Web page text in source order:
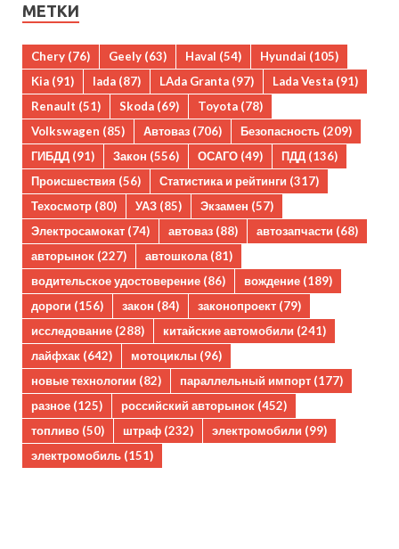
МЕТКИ
Chery (76) Geely (63) Haval (54) Hyundai (105)
Kia (91) lada (87) LAda Granta (97) Lada Vesta (91)
Renault (51) Skoda (69) Toyota (78)
Volkswagen (85) Автоваз (706) Безопасность (209)
ГИБДД (91) Закон (556) ОСАГО (49) ПДД (136)
Происшествия (56) Статистика и рейтинги (317)
Техосмотр (80) УАЗ (85) Экзамен (57)
Электросамокат (74) автоваз (88) автозапчасти (68)
авторынок (227) автошкола (81)
водительское удостоверение (86) вождение (189)
дороги (156) закон (84) законопроект (79)
исследование (288) китайские автомобили (241)
лайфхак (642) мотоциклы (96)
новые технологии (82) параллельный импорт (177)
разное (125) российский авторынок (452)
топливо (50) штраф (232) электромобили (99)
электромобиль (151)